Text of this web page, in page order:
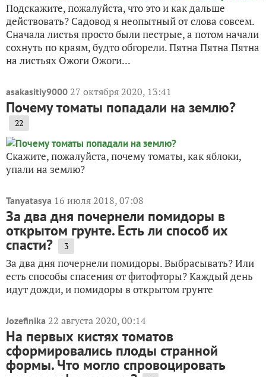
Подскажите, пожалуйста, что это и как дальше
действовать? Садовод я неопытный от слова совсем.
Сначала листья просто были пестрые, а потом начали
сохнуть по краям, будто обгорели. Пятна Пятна Пятна
на листьях Ожоги Ожоги...
asakasitiy9000 27 октября 2020, 13:41
Почему томаты попадали на землю?
22
Cкажите, пожалуйста, почему томаты, как яблоки,
упали на землю?
Tanyatasya 16 июля 2018, 07:08
За два дня почернели помидоры в
открытом грунте. Есть ли способ их
спасти? 3
За два дня почернели помидоры. Выбрасывать? Или
есть способы спасения от фитофторы? Каждый день
идут дожди, и помидоры в открытом грунте
Jozefinika 22 августа 2020, 00:14
На первых кистях томатов
сформировались плоды странной
формы. Что могло спровоцировать